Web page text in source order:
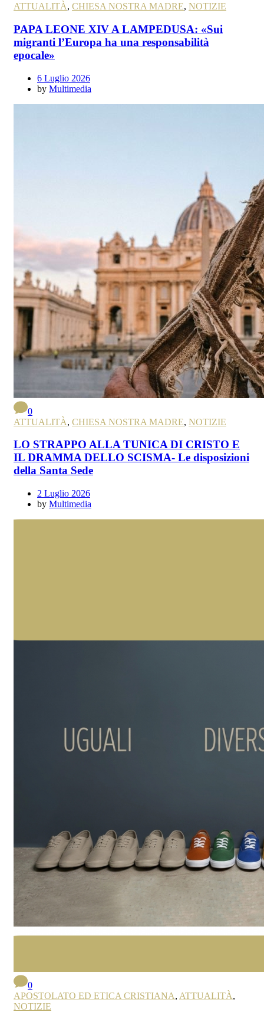
ATTUALITÀ, CHIESA NOSTRA MADRE, NOTIZIE
PAPA LEONE XIV A LAMPEDUSA: «Sui
migranti l’Europa ha una responsabilità
epocale»
6 Luglio 2026
by Multimedia
0
ATTUALITÀ, CHIESA NOSTRA MADRE, NOTIZIE
LO STRAPPO ALLA TUNICA DI CRISTO E
IL DRAMMA DELLO SCISMA- Le disposizioni
della Santa Sede
2 Luglio 2026
by Multimedia
0
APOSTOLATO ED ETICA CRISTIANA, ATTUALITÀ,
NOTIZIE